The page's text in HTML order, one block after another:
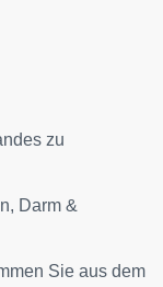
zu
Darm &
Sie aus dem